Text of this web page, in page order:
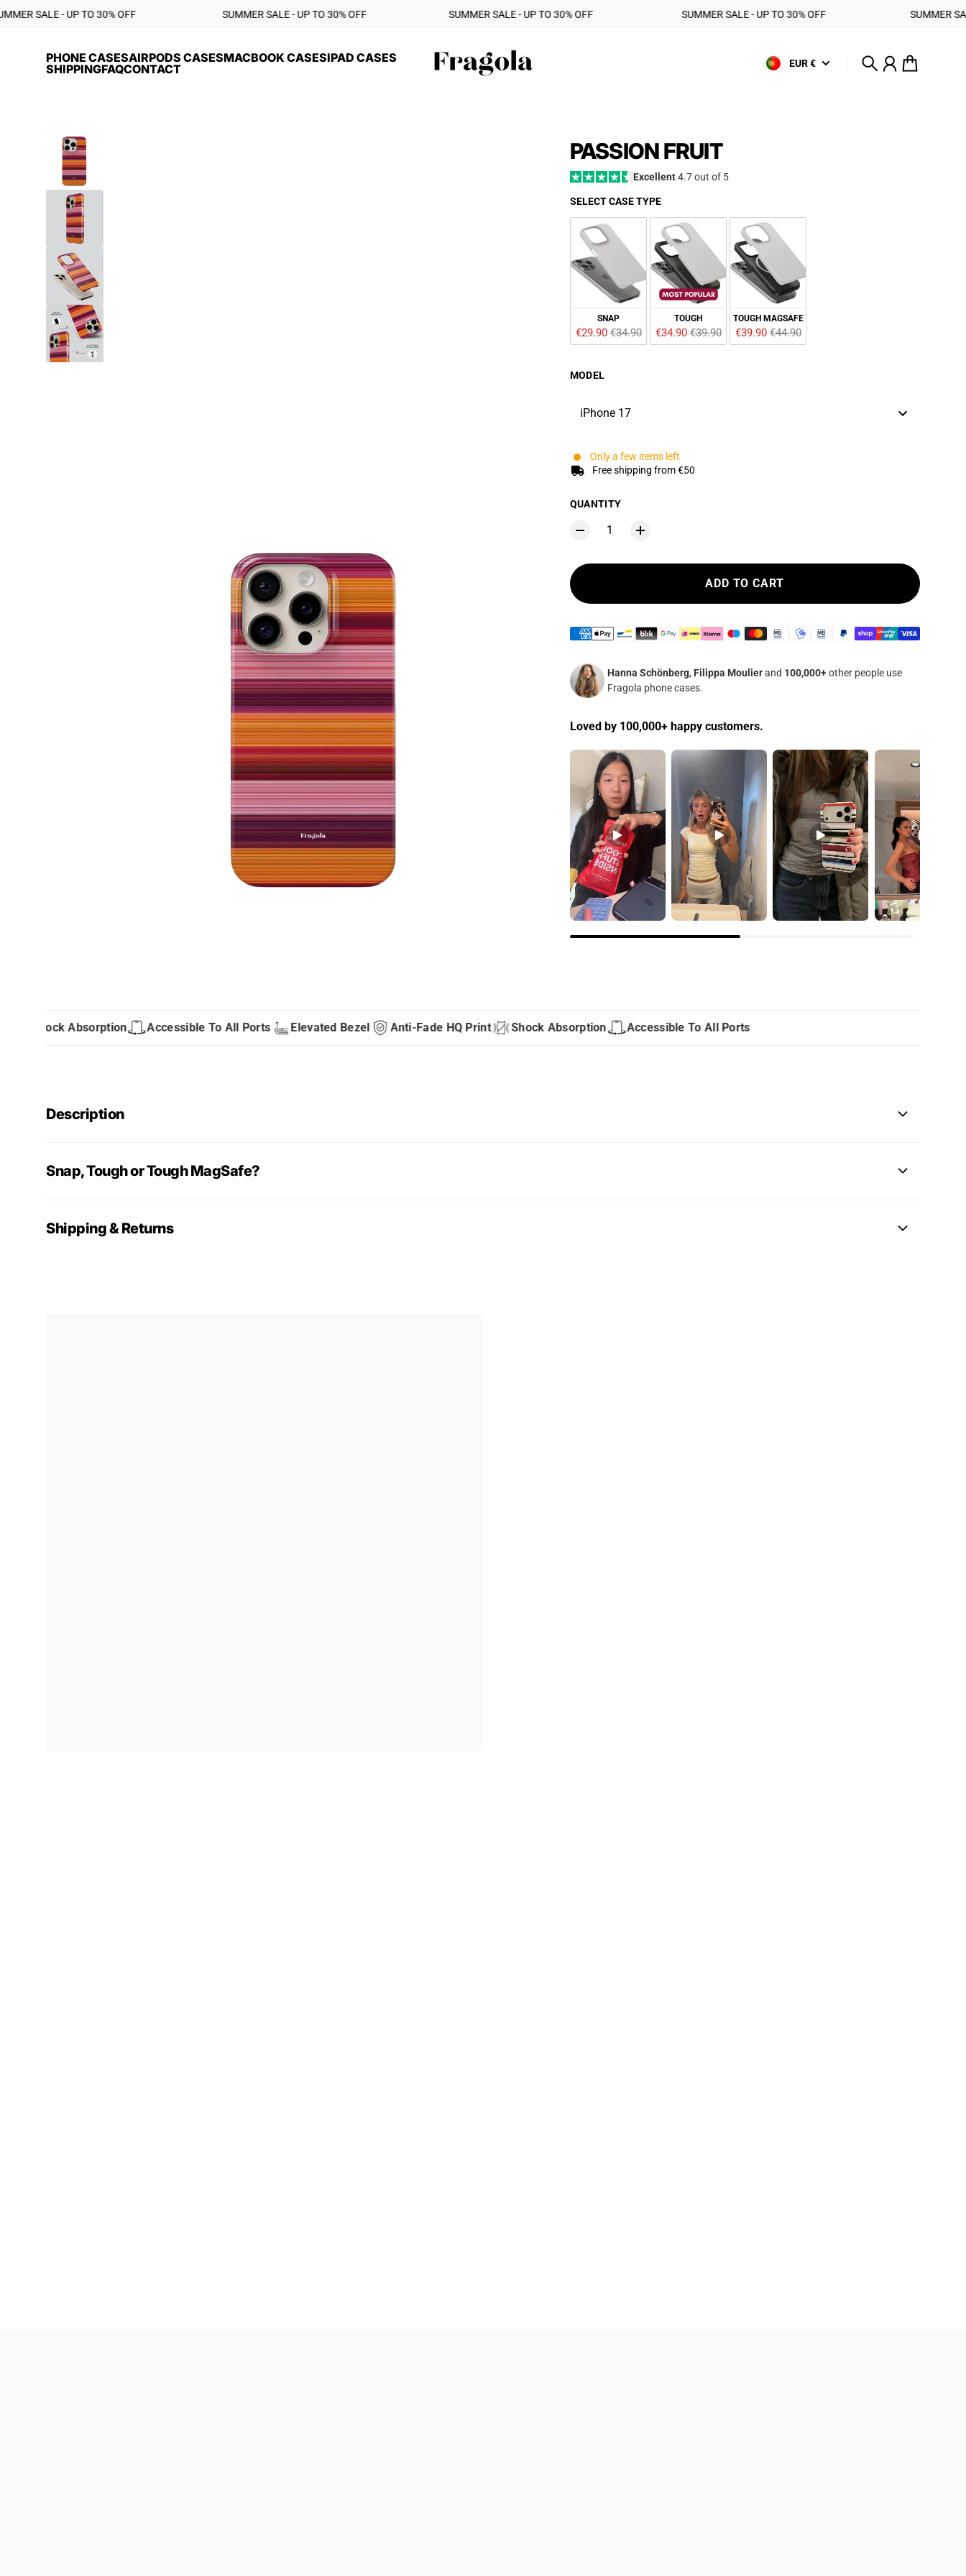
Skip to content
30% OFF ‎ ‎ ‎ ‎ ‎ ‎ ‎ ‎ ‎ ‎ ‎ ‎ ‎ ‎ ‎ ‎ ‎ ‎ ‎ ‎ ‎ ‎ ‎ ‎ ‎ ‎ ‎ ‎ ‎ ‎ ‎ ‎ ‎ ‎ ‎ ‎ ‎ ‎ ‎ ‎SUMMER SALE - UP TO 30% OFF ‎ ‎ ‎ ‎ ‎ ‎ ‎ ‎ ‎ ‎ ‎ ‎ ‎ ‎ ‎ ‎ ‎ ‎ ‎ ‎ ‎ ‎ ‎ ‎ ‎ ‎ ‎ ‎ ‎ ‎ ‎ ‎ ‎ ‎ ‎ ‎ ‎ SUMMER SALE - UP TO 30% OFF ‎ ‎ ‎ ‎ ‎ ‎ ‎ ‎ ‎ ‎ ‎ ‎ ‎ ‎ ‎ ‎ ‎ ‎ ‎ ‎ ‎ ‎ ‎ ‎ ‎ ‎ ‎ ‎ ‎ ‎ ‎ ‎ ‎ ‎ ‎ ‎ ‎ ‎ ‎ ‎ SUMMER SALE - UP TO 30% OFF ‎ ‎ ‎ ‎ ‎ ‎ ‎ ‎ ‎ ‎ ‎ ‎ ‎ ‎ ‎ ‎ ‎ ‎ ‎ ‎ ‎ ‎ ‎ ‎ ‎ ‎ ‎ ‎ ‎ ‎ ‎ ‎ ‎ ‎ ‎ ‎ ‎ ‎ SUMMER SALE
Fragola
PHONE CASESAIRPODS CASESMACBOOK CASESIPAD CASES
SHIPPINGFAQCONTACT EUR €
SearchAccount
Cart
PASSION FRUIT
Excellent4.7 out of 5
SELECT CASE TYPESELECT CASE TYPE
SNAP
€29.90 €34.90
TOUGH
€34.90 €39.90
TOUGH MAGSAFE
€39.90 €44.90
MODEL
iPhone 17
Only a few items left
Free shipping from €50
QUANTITY
ADD TO CART
Hanna Schönberg, Filippa Moulierand 100,000+other people use
Fragola phone cases.
Loved by 100,000+ happy customers.
Shock Absorption Accessible To All Ports Elevated Bezel Anti-Fade HQ Print Shock Absorption Accessible To All Ports
Description
Snap, Tough or Tough MagSafe?
Shipping & Returns